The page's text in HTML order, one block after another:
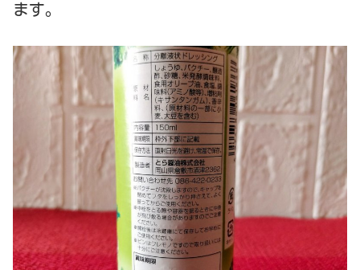
ます。